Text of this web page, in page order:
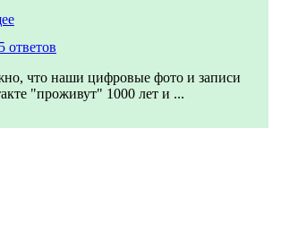
ответов
что наши цифровые фото и записи
"проживут" 1000 лет и ...